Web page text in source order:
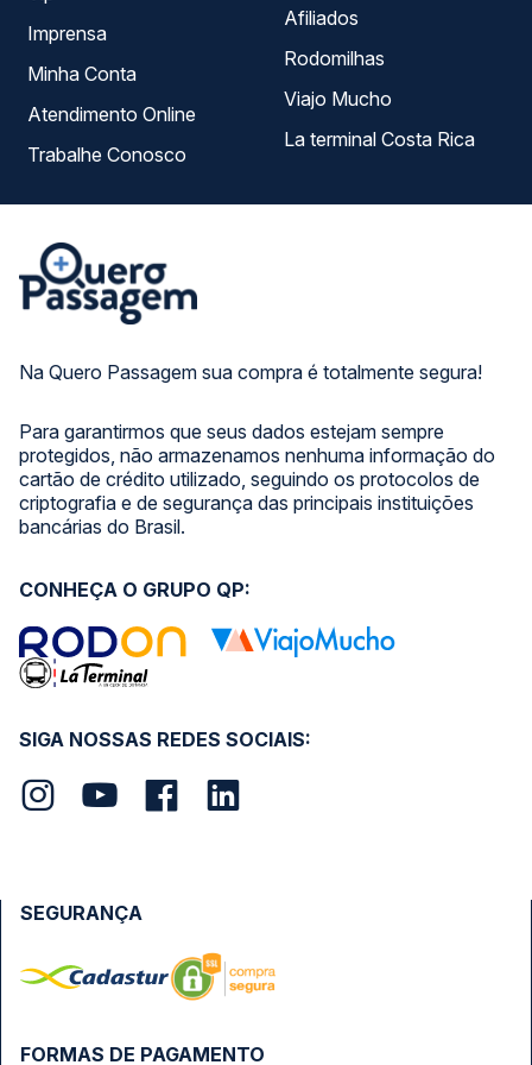
Na Quero Passagem sua compra é totalmente segura!
Para garantirmos que seus dados estejam sempre
protegidos, não armazenamos nenhuma informação do
cartão de crédito utilizado, seguindo os protocolos de
criptografia e de segurança das principais instituições
bancárias do Brasil.
Imprensa
Minha Conta
Atendimento Online
Trabalhe Conosco
Afiliados
Rodomilhas
Viajo Mucho
La terminal Costa Rica
SIGA NOSSAS REDES SOCIAIS:
CONHEÇA O GRUPO QP:
FORMAS DE PAGAMENTO
SEGURANÇA